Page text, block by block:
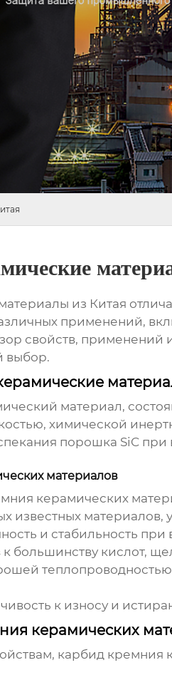
из Китая
применений,
свойств, применений
выбор.
материал,
химической
порошка SiC
материалов
керамических
известных материалов,
и стабильность при
к большинству кислот,
к износу и
керамических
карбид кремния